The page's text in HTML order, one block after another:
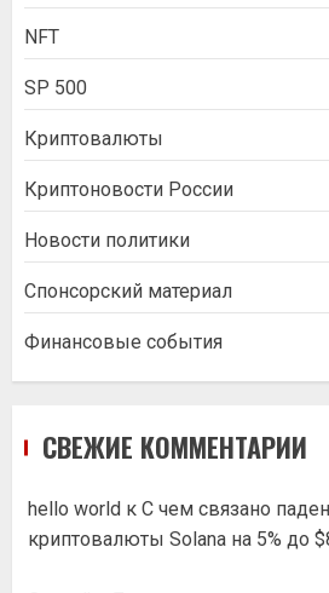
NFT
SP 500
Криптовалюты
Криптоновости России
Новости политики
Спонсорский материал
Финансовые события
СВЕЖИЕ КОММЕНТАРИИ
hello world к С чем связано
криптовалюты Solana на 5% до